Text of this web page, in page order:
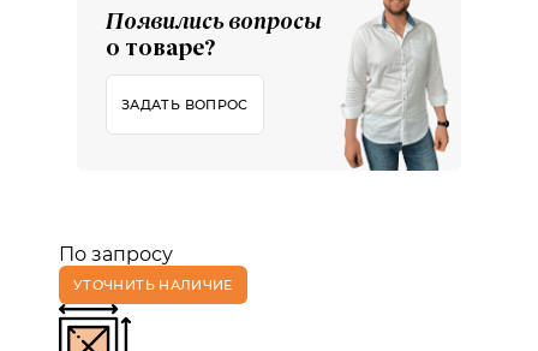
Появились вопросы
о товаре?
ЗАДАТЬ ВОПРОС
По запросу
УТОЧНИТЬ НАЛИЧИЕ